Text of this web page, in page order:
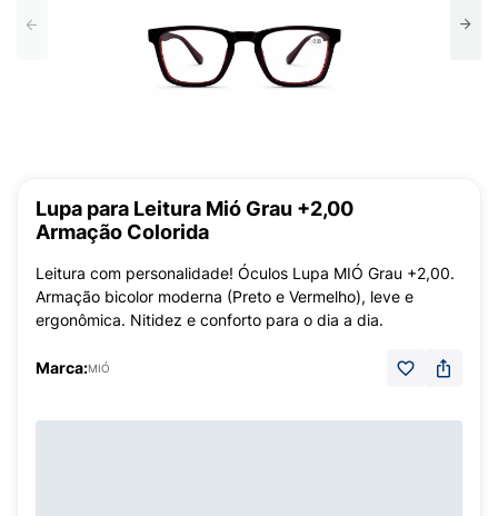
Lupa para Leitura Mió Grau +2,00
Armação Colorida
Leitura com personalidade! Óculos Lupa MIÓ Grau +2,00.
Armação bicolor moderna (Preto e Vermelho), leve e
ergonômica. Nitidez e conforto para o dia a dia.
Marca:MIÓ